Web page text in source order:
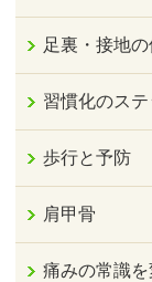
足裏・接地
習慣化のス
歩行と予防
肩甲骨
痛みの常識を